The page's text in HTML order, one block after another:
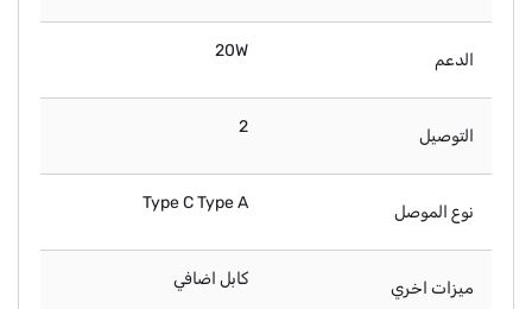
الدعم 20W
التوصيل 2
نوع الموصل Type C Type A
ميزات اخري كابل اضافي